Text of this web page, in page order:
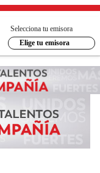
Selecciona tu emisora
Elige tu emisora